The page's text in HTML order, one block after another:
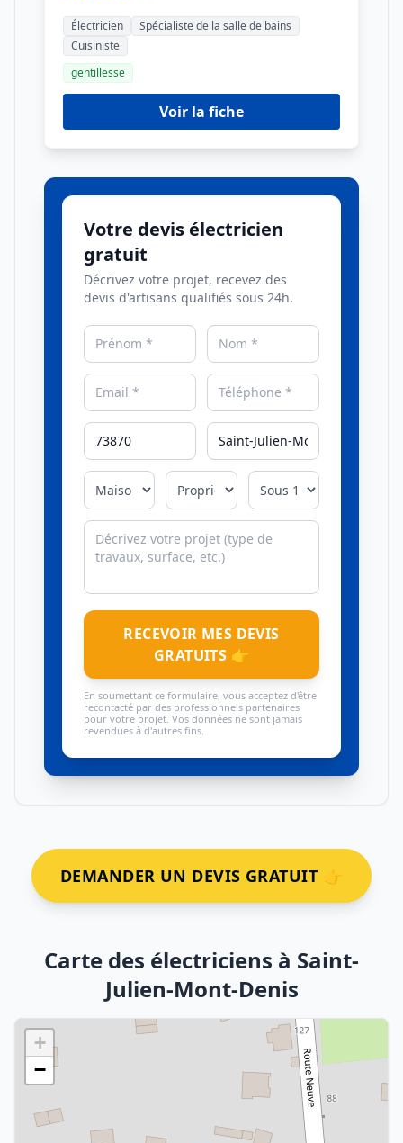
Électricien
Spécialiste de la salle de bains
Cuisiniste
gentillesse
Voir la fiche
Votre devis électricien
gratuit
Décrivez votre projet, recevez des
devis d'artisans qualifiés sous 24h.
RECEVOIR MES DEVIS
GRATUITS 👉
En soumettant ce formulaire, vous acceptez d'être
recontacté par des professionnels partenaires
pour votre projet. Vos données ne sont jamais
revendues à d'autres fins.
DEMANDER UN DEVIS GRATUIT 👉
Carte des électriciens à Saint-
Julien-Mont-Denis
+
−